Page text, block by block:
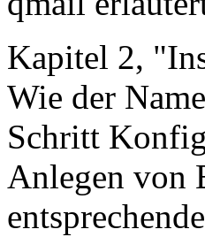
Kapitel 2,
Wie der
Schritt
Anlegen von